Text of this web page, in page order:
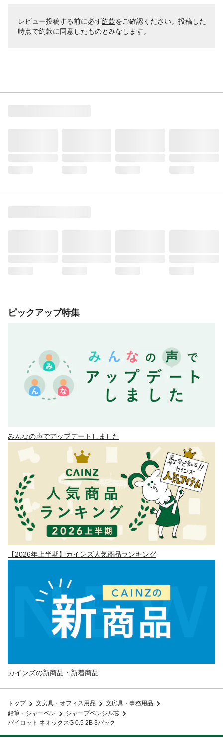
レビュー投稿する前に必ず約款をご確認ください。投稿した
時点で約款に同意したものとみなします。
ピックアップ特集
みんなの声でアップデートしました
【2026年上半期】カインズ人気商品ランキング
カインズの新商品・新着商品
トップ 文房具・オフィス用品
文房具・事務用品
鉛筆・シャーペン
シャープペンシル芯
パイロット ネオックスG 0.5 2B 3パック